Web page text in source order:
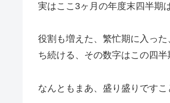
実はここ3ヶ月の年度末四半期
役割も増えた、繁忙期に入っ
ち続ける、その数字はこの四半
なんともまあ、盛り盛りですこ